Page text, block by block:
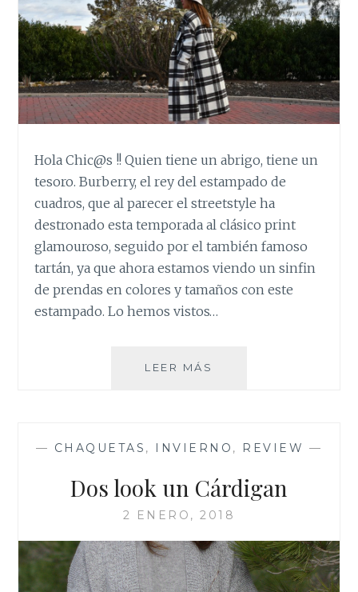
Hola Chic@s !! Quien tiene un abrigo, tiene un
tesoro. Burberry, el rey del estampado de
cuadros, que al parecer el streetstyle ha
destronado esta temporada al clásico print
glamouroso, seguido por el también famoso
tartán, ya que ahora estamos viendo un sinfin
de prendas en colores y tamaños con este
estampado. Lo hemos vistos…
LEER MÁS
BURBERRY
— CHAQUETAS , INVIERNO , REVIEW —
Dos look un Cárdigan
2 ENERO, 2018